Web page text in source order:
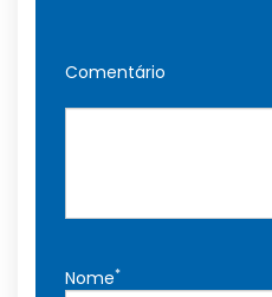
Comentário
Nome*